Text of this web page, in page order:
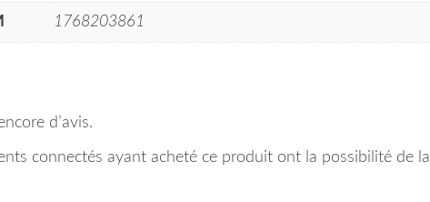
1768203861
d’avis.
connectés ayant acheté ce produit ont la possibilité de